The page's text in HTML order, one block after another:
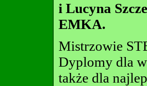
i Lucyna
EMKA.
Mistrzowie
Dyplomy dla
także dla